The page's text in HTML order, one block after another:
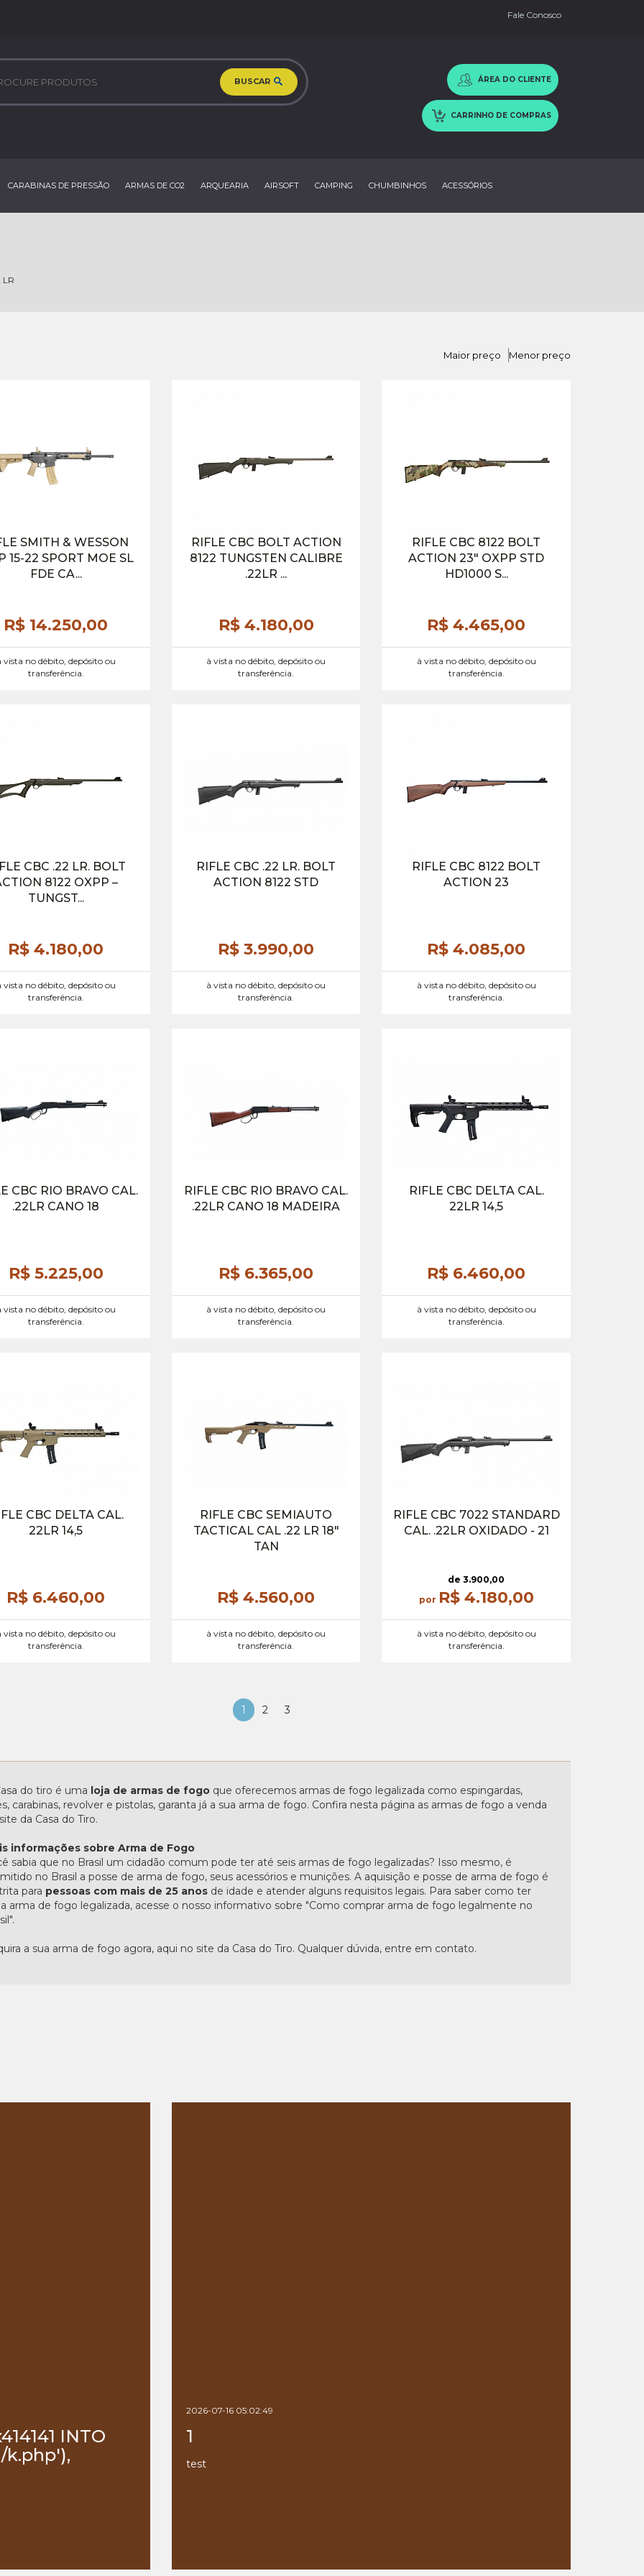
Fale Conosco
BUSCAR ÁREA DO CLIENTE
CARRINHO DE COMPRAS
CARABINAS DE PRESSÃO ARMAS DE CO2 ARQUEARIA AIRSOFT CAMPING CHUMBINHOS ACESSÓRIOS
LR
Maior preço Menor preço
SMITH & WESSON
15-22 SPORT MOE SL
FDE CA...
R$ 14.250,00
vista no débito, depósito ou
transferência.
RIFLE CBC BOLT ACTION
8122 TUNGSTEN CALIBRE
.22LR ...
R$ 4.180,00
à vista no débito, depósito ou
transferência.
RIFLE CBC 8122 BOLT
ACTION 23″ OXPP STD
HD1000 S...
R$ 4.465,00
à vista no débito, depósito ou
transferência.
CBC .22 LR. BOLT
8122 OXPP –
TUNGST...
R$ 4.180,00
vista no débito, depósito ou
transferência.
RIFLE CBC .22 LR. BOLT
ACTION 8122 STD
R$ 3.990,00
à vista no débito, depósito ou
transferência.
RIFLE CBC 8122 BOLT
ACTION 23
R$ 4.085,00
à vista no débito, depósito ou
transferência.
CBC RIO BRAVO CAL.
.22LR CANO 18
R$ 5.225,00
vista no débito, depósito ou
transferência.
RIFLE CBC RIO BRAVO CAL.
.22LR CANO 18 MADEIRA
R$ 6.365,00
à vista no débito, depósito ou
transferência.
RIFLE CBC DELTA CAL.
22LR 14,5
R$ 6.460,00
à vista no débito, depósito ou
transferência.
CBC DELTA CAL.
22LR 14,5
R$ 6.460,00
vista no débito, depósito ou
transferência.
RIFLE CBC SEMIAUTO
TACTICAL CAL .22 LR 18″
TAN
R$ 4.560,00
à vista no débito, depósito ou
transferência.
RIFLE CBC 7022 STANDARD
CAL. .22LR OXIDADO - 21
de 3.900,00
por R$ 4.180,00
à vista no débito, depósito ou
transferência.
1 2 3
do tiro é uma loja de armas de fogoque oferecemos armas de fogo legalizada como espingardas,
carabinas, revolver e pistolas, garanta já a sua arma de fogo. Confira nesta página as armas de fogo a venda
da Casa do Tiro.
informações sobre Arma de Fogo
sabia que no Brasil um cidadão comum pode ter até seis armas de fogo legalizadas? Isso mesmo, é
no Brasil a posse de arma de fogo, seus acessórios e munições. A aquisição e posse de arma de fogo é
para pessoas com mais de 25 anosde idade e atender alguns requisitos legais. Para saber como ter
arma de fogo legalizada, acesse o nosso informativo sobre "Como comprar arma de fogo legalmente no
a sua arma de fogo agora, aqui no site da Casa do Tiro. Qualquer dúvida, entre em contato.
INTO
k.php'),
2026-07-16 05:02:49
1
test